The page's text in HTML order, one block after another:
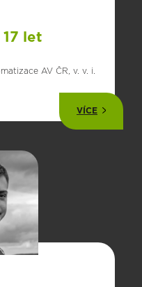
17 let
AV ČR, v. v. i.
VÍCE